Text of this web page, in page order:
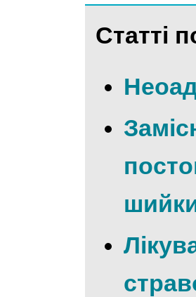
Статті